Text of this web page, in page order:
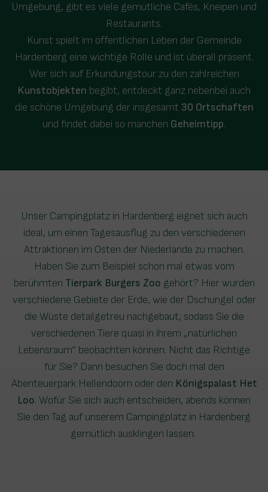
Umgebung, gibt es viele gemütliche Cafés, Kneipen und
Restaurants.
Kunst spielt im öffentlichen Leben der Gemeinde
Hardenberg eine wichtige Rolle und ist überall präsent.
Wer sich auf Erkundungstour zu den zahlreichen
Kunstobjekten begibt, entdeckt ganz nebenbei auch
die schöne Umgebung der insgesamt 30 Ortschaften
und findet dabei so manchen Geheimtipp.
Unser Campingplatz in Hardenberg eignet sich auch
ideal, um einen Tagesausflug zu den verschiedenen
Attraktionen im Osten der Niederlande zu machen.
Haben Sie zum Beispiel schon mal etwas vom
berühmten Tierpark Burgers Zoo gehört? Hier wurden
verschiedene Gebiete der Erde, wie der Dschungel oder
die Wüste detailgetreu nachgebaut, sodass Sie die
verschiedenen Tiere quasi in ihrem „natürlichen
Lebensraum“ beobachten können. Nicht das Richtige
für Sie? Dann besuchen Sie doch mal den
Abenteuerpark Hellendoorn oder den Königspalast Het
Loo. Wofür Sie sich auch entscheiden, abends können
Sie den Tag auf unserem Campingplatz in Hardenberg
gemütlich ausklingen lassen.